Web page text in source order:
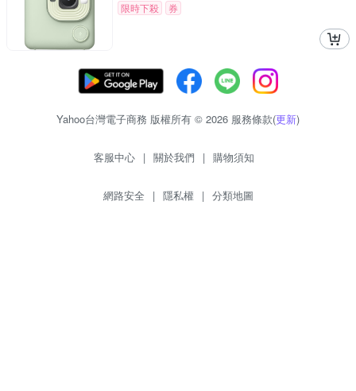
限時下殺
券
Yahoo台灣電子商務 版權所有 © 2026 服務條款(更新)
客服中心 | 關於我們 | 購物須知
網路安全 | 隱私權 | 分類地圖